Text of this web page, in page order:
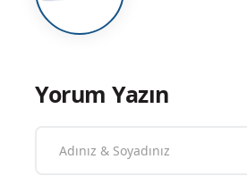
Yorum Yazın